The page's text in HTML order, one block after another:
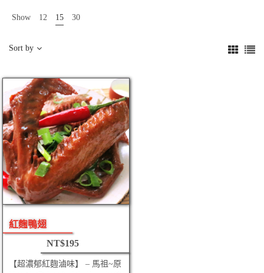
Show 12 15 30
Sort by
紅麴鴨翅
NT$195
【超濃郁紅麴滷味】 – 馬祖~原